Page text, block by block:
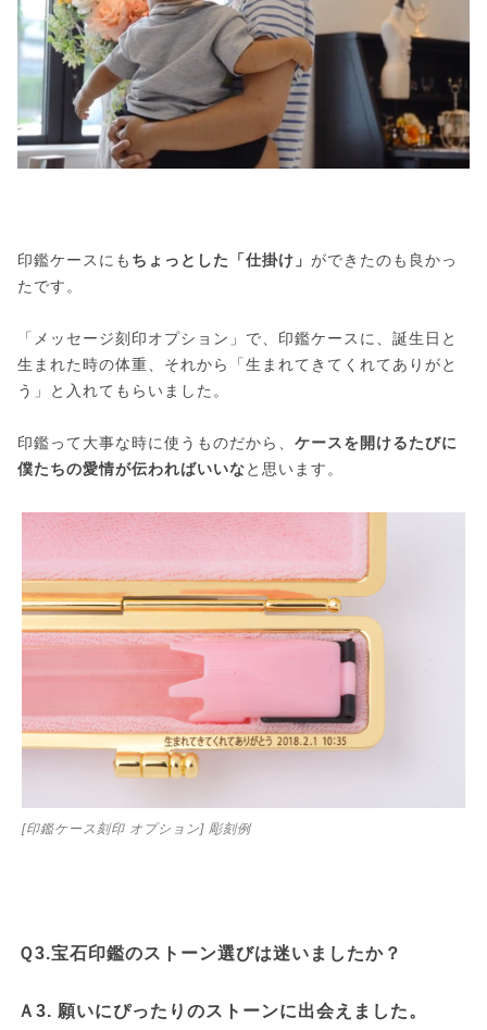
印鑑ケースにも ちょっとした「仕掛け」 ができたのも良かっ
たです。
「メッセージ刻印オプション」で、印鑑ケースに、誕生日と
生まれた時の体重、それから「生まれてきてくれてありがと
う」と入れてもらいました。
印鑑って大事な時に使うものだから、 ケースを開けるたびに
僕たちの愛情が伝わればいいなと思います。
[印鑑ケース刻印 オプション] 彫刻例
Ｑ3.宝石印鑑のストーン選びは迷いましたか？
Ａ3. 願いにぴったりのストーンに出会えました。